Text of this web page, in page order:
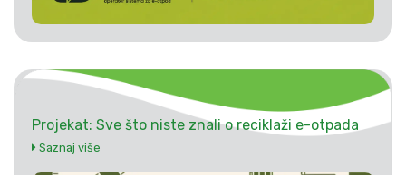
Projekat: Sve što niste znali o reciklaži e-otpada
Saznaj više